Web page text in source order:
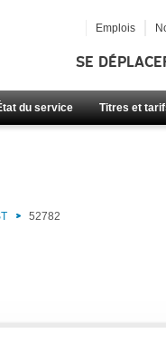
SE
du service Titres et
Emplois
52782